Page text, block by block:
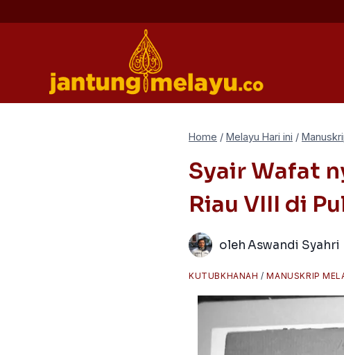
to
Home / Melayu Hari ini /
Syair Wafat
Riau VIII di
olehAswandi Syahri
KUTUBKHANAH /MANUSKRIP